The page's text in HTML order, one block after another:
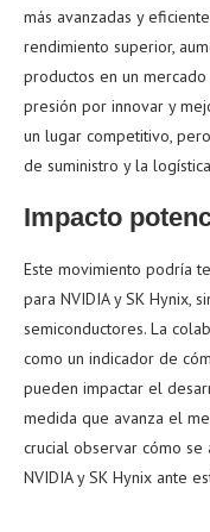
más avanzadas y
rendimiento superior,
productos en un
presión por innovar y
un lugar competitivo,
de suministro y la
Impacto
Este movimiento podría
para NVIDIA y SK Hynix,
semiconductores. La
como un indicador de
pueden impactar el
medida que avanza el
crucial observar cómo se
NVIDIA y SK Hynix ante